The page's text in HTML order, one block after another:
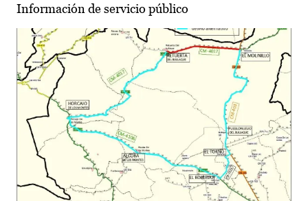
Información de servicio público